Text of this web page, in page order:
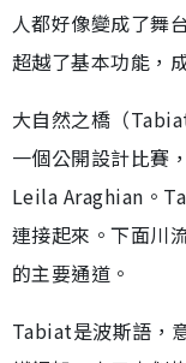
人都好像變成了舞
超越了基本功能，
大自然之橋（
一個公開設計比賽
Leila Araghian。
連接起來。下面川
的主要通道。
Tabiat是波斯語，